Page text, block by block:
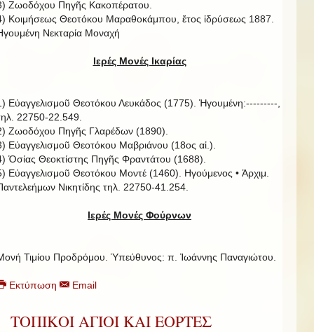
Ζωοδόχου Πηγῆς Κακοπέρατου.
Κοιμήσεως Θεοτόκου Μαραθοκάμπου, ἔτος ἱδρύσεως 1887.
Νεκταρία Μοναχή
Ιερές Μονές Ικαρίας
Εὐαγγελισμοῦ Θεοτόκου Λευκάδος (1775). Ἡγουμένη:---------,
22750-22.549.
Ζωοδόχου Πηγῆς Γλαρέδων (1890).
Εὐαγγελισμοῦ Θεοτόκου Μαβριάνου (18ος αἰ.).
Ὁσίας Θεοκτίστης Πηγῆς Φραντάτου (1688).
Εὐαγγελισμοῦ Θεοτόκου Μοντέ (1460). Ηγούμενος • Ἀρχιμ.
Νικητίδης τηλ. 22750-41.254.
Ιερές Μονές Φούρνων
Τιμίου Προδρόμου. Ὑπεύθυνος: π. Ἰωάννης Παναγιώτου.
Εκτύπωση Email
ΤΟΠΙΚΟΙ ΑΓΙΟΙ ΚΑΙ ΕΟΡΤΕΣ